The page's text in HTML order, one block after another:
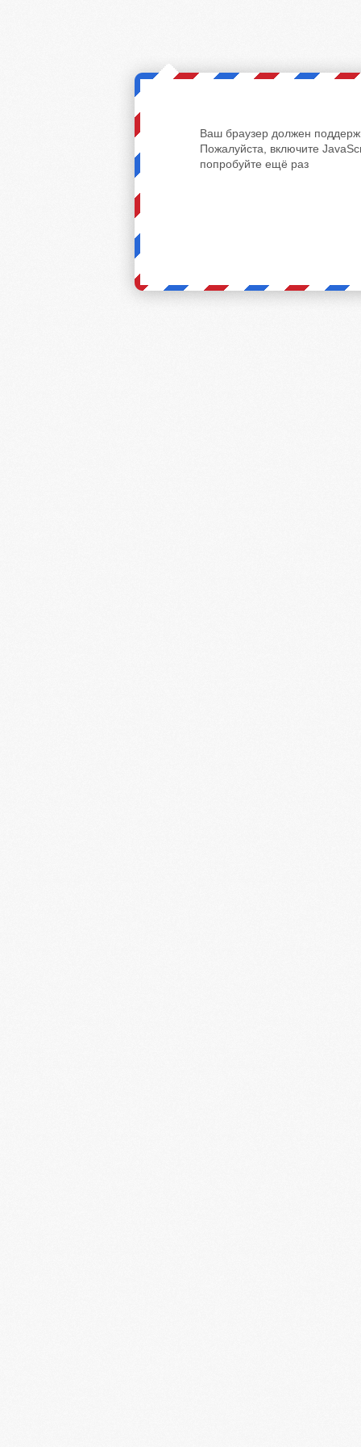
Ваш браузер должен
Пожалуйста, включите
попробуйте ещё раз